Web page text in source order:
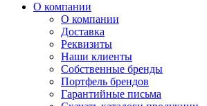
О компании
О компании
Доставка
Реквизиты
Наши клиенты
Собственные бренды
Портфель брендов
Гарантийные письма